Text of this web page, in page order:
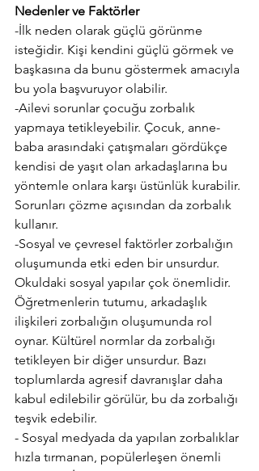
Nedenler ve Faktörler
-İlk neden olarak güçlü görünme
isteğidir. Kişi kendini güçlü görmek ve
başkasına da bunu göstermek amacıyla
bu yola başvuruyor olabilir.
-Ailevi sorunlar çocuğu zorbalık
yapmaya tetikleyebilir. Çocuk, anne-
baba arasındaki çatışmaları gördükçe
kendisi de yaşıt olan arkadaşlarına bu
yöntemle onlara karşı üstünlük kurabilir.
Sorunları çözme açısından da zorbalık
kullanır.
-Sosyal ve çevresel faktörler zorbalığın
oluşumunda etki eden bir unsurdur.
Okuldaki sosyal yapılar çok önemlidir.
Öğretmenlerin tutumu, arkadaşlık
ilişkileri zorbalığın oluşumunda rol
oynar. Kültürel normlar da zorbalığı
tetikleyen bir diğer unsurdur. Bazı
toplumlarda agresif davranışlar daha
kabul edilebilir görülür, bu da zorbalığı
teşvik edebilir.
- Sosyal medyada da yapılan zorbalıklar
hızla tırmanan, popülerleşen önemli